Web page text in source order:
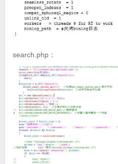
search.php：